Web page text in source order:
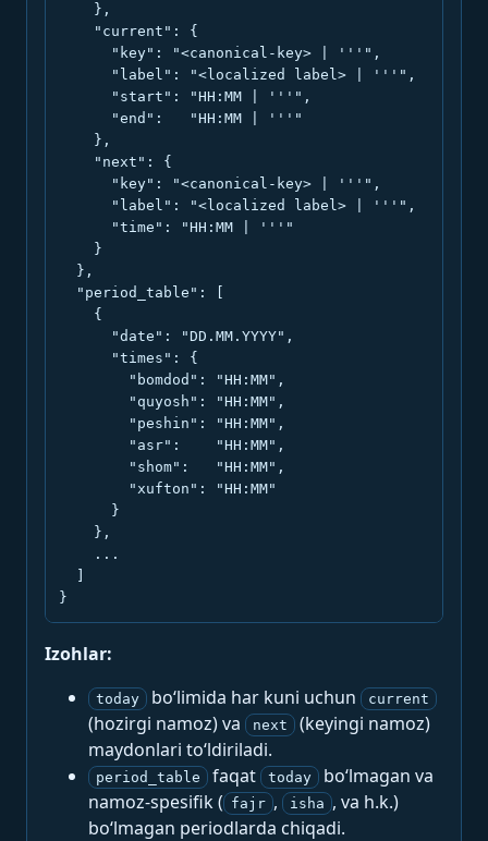
    },
    "current": {
      "key": "<canonical-key> | '''",
      "label": "<localized label> | '''",
      "start": "HH:MM | '''",
      "end":   "HH:MM | '''"
    },
    "next": {
      "key": "<canonical-key> | '''",
      "label": "<localized label> | '''",
      "time": "HH:MM | '''"
    }
  },
  "period_table": [
    {
      "date": "DD.MM.YYYY",
      "times": {
        "bomdod": "HH:MM",
        "quyosh": "HH:MM",
        "peshin": "HH:MM",
        "asr":    "HH:MM",
        "shom":   "HH:MM",
        "xufton": "HH:MM"
      }
    },
    ...
}
Izohlar:
today bo‘limida har kuni uchun current
(hozirgi namoz) va next
(keyingi namoz)
maydonlari to‘ldiriladi.
period_table faqat today
bo‘lmagan va
namoz-spesifik ( fajr , isha , va h.k.)
bo‘lmagan periodlarda chiqadi.